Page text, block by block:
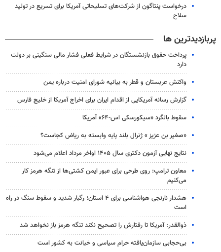
درخواست پنتاگون از شرکت‌های تسلیحاتی آمریکا برای تسریع در تولید
سلاح
پربازدیدترین ها
پرداخت حقوق بازنشستگان در شرایط فعلی فشار مالی سنگینی بر دولت
دارد
واکنش عربستان و قطر به بیانیه شورای امنیت درباره یمن
گزارش رسانه آمریکایی از اقدام ایران برای اخراج آمریکا از خلیج فارس
سقوط بالگرد «سیکورسکی اس-۶۴» آمریکا
«صغیر بن عزیز » ژنرال بلند پایه وابسته به ریاض کجاست؟
نتایج نهایی آزمون دکتری سال ۱۴۰۵ اواخر مرداد اعلام می‌شود
معاون ترامپ: روی طرحی برای عبور ایمن کشتی‌ها از تنگه هرمز کار
می‌کنیم
هشدار نارنجی هواشناسی برای ۴ استان؛ رگبار شدید و سقوط سنگ در راه
است
ذوالقدر: آمریکا تا رفتارش را تصحیح نکند تنگه هرمز باز نخواهد شد
بی‌حجابی سازمان‌یافته حرام سیاسی و خیانت به کشور است